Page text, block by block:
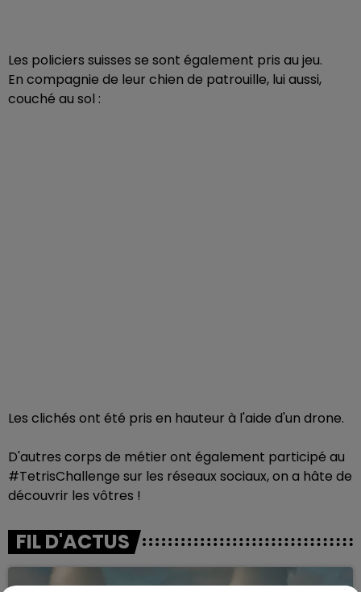
Les policiers suisses se sont également pris au jeu.
En compagnie de leur chien de patrouille, lui aussi,
couché au sol :
Les clichés ont été pris en hauteur à l'aide d'un drone.
D'autres corps de métier ont également participé au
#TetrisChallenge sur les réseaux sociaux, on a hâte de
découvrir les vôtres !
FIL D'ACTUS